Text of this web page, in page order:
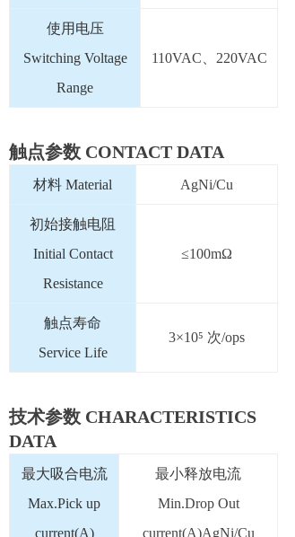
使用电压
Switching Voltage
Range
110VAC、220VAC
触点参数 CONTACT DATA
材料 Material AgNi/Cu
初始接触电阻
Initial Contact
Resistance
≤100mΩ
触点寿命
Service Life
3×10⁵ 次/ops
技术参数 CHARACTERISTICS
DATA
最大吸合电流
Max.Pick up
current(A)
最小释放电流
Min.Drop Out
current(A)AgNi/Cu